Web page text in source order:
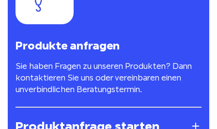
Produkte anfragen
Sie haben Fragen zu unseren Produkten? Dann
kontaktieren Sie uns oder vereinbaren einen
unverbindlichen Beratungstermin.
Produktanfrage starten